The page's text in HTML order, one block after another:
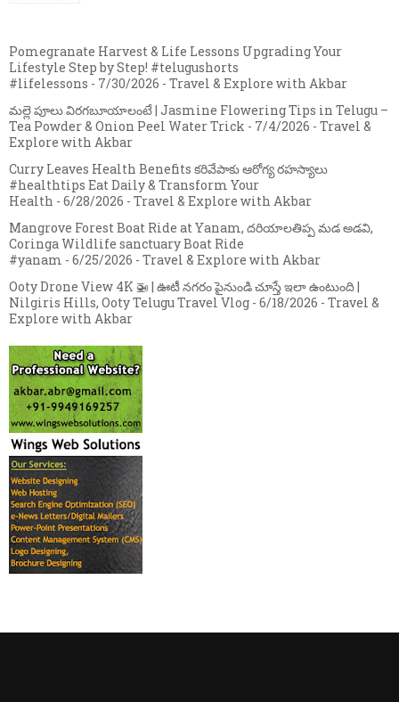
Pomegranate Harvest & Life Lessons Upgrading Your
Lifestyle Step by Step! #telugushorts
#lifelessons - 7/30/2026 - Travel & Explore with Akbar
మల్లె పూలు విరగబూయాలంటే | Jasmine Flowering Tips in Telugu –
Tea Powder & Onion Peel Water Trick - 7/4/2026 - Travel &
Explore with Akbar
Curry Leaves Health Benefits కరివేపాకు ఆరోగ్య రహస్యాలు
#healthtips Eat Daily & Transform Your
Health - 6/28/2026 - Travel & Explore with Akbar
Mangrove Forest Boat Ride at Yanam, దరియాలతిప్ప మడ అడవి,
Coringa Wildlife sanctuary Boat Ride
#yanam - 6/25/2026 - Travel & Explore with Akbar
Ooty Drone View 4K 🚁 | ఊటీ నగరం పైనుండి చూస్తే ఇలా ఉంటుంది |
Nilgiris Hills, Ooty Telugu Travel Vlog - 6/18/2026 - Travel &
Explore with Akbar